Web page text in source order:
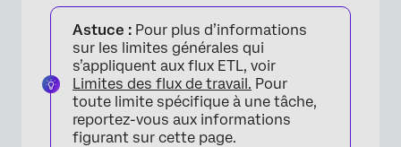
Astuce : Pour plus d’informations
sur les limites générales qui
s’appliquent aux flux ETL, voir
Limites des flux de travail. Pour
toute limite spécifique à une tâche,
reportez-vous aux informations
figurant sur cette page.